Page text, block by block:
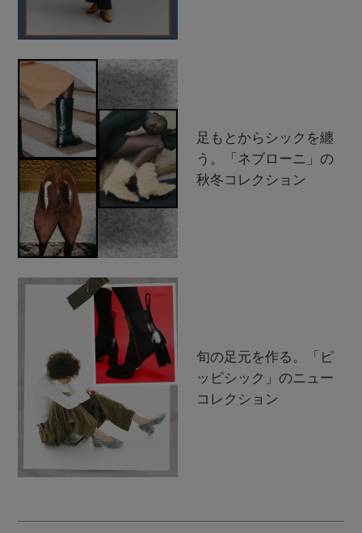
足もとからシックを纏
う。「ネブローニ」の
秋冬コレクション
旬の足元を作る。「ピ
ッピシック」のニュー
コレクション